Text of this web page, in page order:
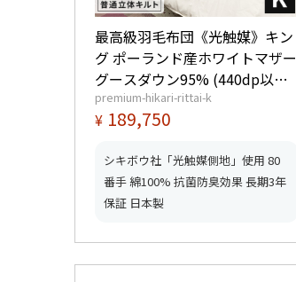
最高級羽毛布団《光触媒》キン
グ ポーランド産ホワイトマザー
グースダウン95% (440dp以上)
羽毛量2.0kg 【6つ星プレミアム
ゴールド取得】【グッドふとん
premium-hikari-rittai-k
¥ 189,750
シキボウ社「光触媒側地」使用 80
番手 綿100% 抗菌防臭効果 長期3年
保証 日本製